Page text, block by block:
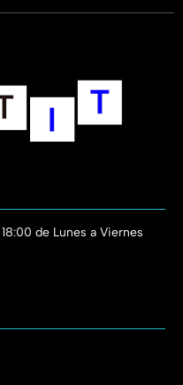
de Lunes a Viernes